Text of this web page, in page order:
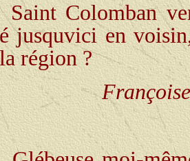
Saint Colomban
jusquvici en
région ?